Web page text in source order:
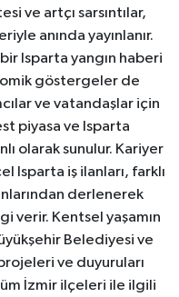
ve artçı sarsıntılar,
anında yayınlanır.
Isparta yangın haberi
göstergeler de
ve vatandaşlar için
piyasa ve Isparta
olarak sunulur. Kariyer
Isparta iş ilanları, farklı
derlenerek
verir. Kentsel yaşamın
Belediyesi ve
ve duyuruları
İzmir ilçeleri ile ilgili